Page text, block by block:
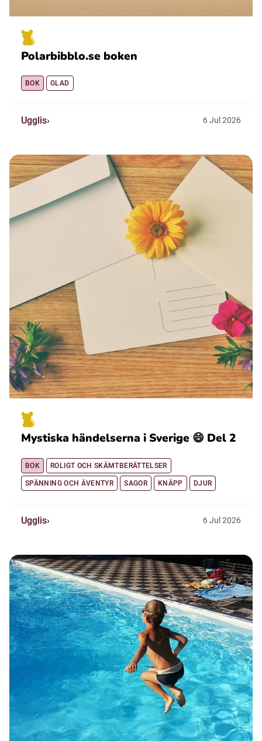
Polarbibblo.se boken
BOK GLAD
Ugglis 6Jul 2026
Mystiska händelserna i Sverige 😄 Del 2
BOK ROLIGT OCH SKÄMTBERÄTTELSER
SPÄNNING OCH ÄVENTYR SAGOR KNÄPP DJUR
Ugglis 6Jul 2026